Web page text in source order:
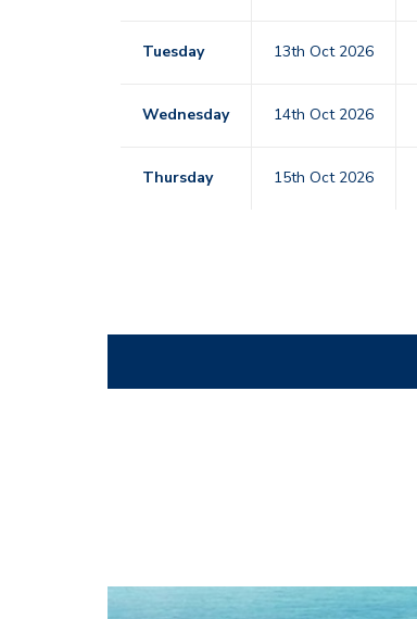
Tuesday 13th Oct 2026
Wednesday 14th Oct 2026
Thursday 15th Oct 2026
2975736